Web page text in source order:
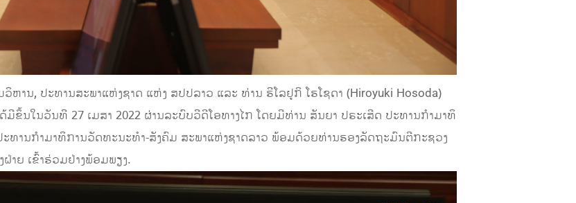
ານ, ປະທານສະພາແຫ່ງຊາດ ແຫ່ງ ສປປລາວ ແລະ ທ່ານ ຮີໂລຢູກິ ໂຮໂຊດາ (Hiroyuki Hosoda)
ຂຶ້ນໃນວັນທີ 27 ເມສາ 2022 ຜ່ານລະບົບວີດີໂອທາງໄກ ໂດຍ​ມີ​ທ່ານ ສັນ​ຍາ ປ​ຣະ​ເສີດ ປະ​ທານ​ກຳ​ມາ​ທິ​
ະ​ທານ​ກຳ​ມາ​ທິ​ການ​ວັດ​ທະ​ນະ​ທຳ-ສັງຄົມ ສະ​ພາ​ແຫ່ງ​ຊາດ​ລາວ ພ້​ອມ​ດ້ວຍ​​ທ່ານຮອງ​ລັດ​ຖະ​ມົນ​ຕີ​ກະ​ຊວງ​
າຍ ເຂົ້າ​ຮ່ວມ​ຢ່າງ​ພ້ອມ​ພຽງ.